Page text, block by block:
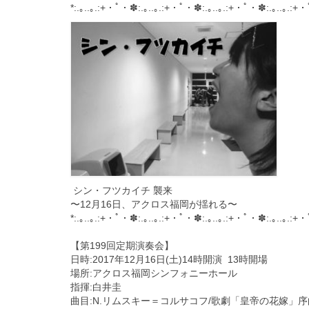
*:.｡..｡.:+・ﾟ・✽:.｡..｡.:+・ﾟ・✽:.｡ ..｡.:+・ﾟ・✽:.｡..｡.:+・
シン・フツカイチ 襲来
〜12月16日、アクロス福岡が揺れる〜
*:.｡..｡.:+・ﾟ・✽:.｡..｡.:+・ﾟ・✽:.｡..｡.:+・ﾟ・✽:.｡..｡.:+・
【第199回定期演奏会】
日時:2017年12月16日(土)14時開演 13時開場
場所:アクロス福岡シンフォニーホール
指揮:白井圭
曲目:N.リムスキー＝コルサコフ/歌劇「皇帝の花嫁」序